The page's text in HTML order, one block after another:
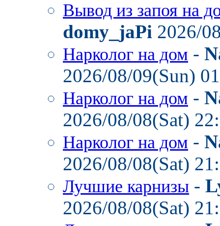
Вывод из запоя на
domy_jaPi 2026/
Нарколог на дом -
2026/08/09(Sun)
Нарколог на дом -
2026/08/08(Sat)
Нарколог на дом -
2026/08/08(Sat)
Лучшие карнизы -
2026/08/08(Sat)